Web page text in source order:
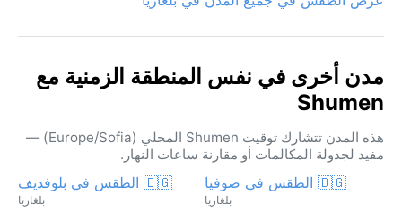
مدن أخرى في نفس المنطقة الزمنية مع
Shumen
هذه المدن تتشارك توقيت Shumen المحلي (Europe/Sofia) —
مفيد لجدولة المكالمات أو مقارنة ساعات النهار.
🇧🇬 الطقس في صوفيا
بلغاريا
🇧🇬 الطقس في بلوفديف
بلغاريا